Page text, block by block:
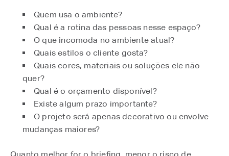
Quem usa o ambiente?
Qual é a rotina das pessoas nesse espaço?
O que incomoda no ambiente atual?
Quais estilos o cliente gosta?
Quais cores, materiais ou soluções ele não
quer?
Qual é o orçamento disponível?
Existe algum prazo importante?
O projeto será apenas decorativo ou envolve
mudanças maiores?